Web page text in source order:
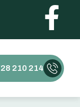
210 214